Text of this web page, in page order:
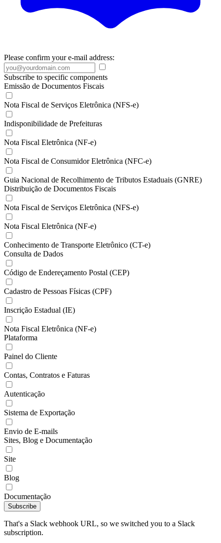
Please confirm your e-mail address:
Subscribe to specific components
Emissão de Documentos Fiscais
Nota Fiscal de Serviços Eletrônica (NFS-e)
Indisponibilidade de Prefeituras
Nota Fiscal Eletrônica (NF-e)
Nota Fiscal de Consumidor Eletrônica (NFC-e)
Guia Nacional de Recolhimento de Tributos Estaduais (GNRE)
Distribuição de Documentos Fiscais
Nota Fiscal de Serviços Eletrônica (NFS-e)
Nota Fiscal Eletrônica (NF-e)
Conhecimento de Transporte Eletrônico (CT-e)
Consulta de Dados
Código de Endereçamento Postal (CEP)
Cadastro de Pessoas Físicas (CPF)
Inscrição Estadual (IE)
Nota Fiscal Eletrônica (NF-e)
Plataforma
Painel do Cliente
Contas, Contratos e Faturas
Autenticação
Sistema de Exportação
Envio de E-mails
Sites, Blog e Documentação
Site
Blog
Documentação
Subscribe
That's a Slack webhook URL, so we switched you to a Slack
subscription.